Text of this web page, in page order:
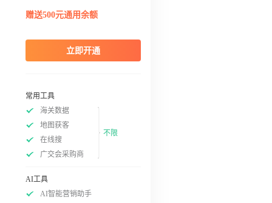
赠送500元通用余额
立即开通
常用工具
海关数据
地图获客
在线搜
广交会采购商
不限
AI工具
AI智能营销助手